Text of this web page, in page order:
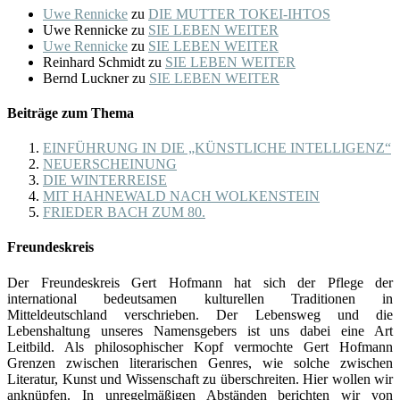
Uwe Rennicke zu DIE MUTTER TOKEI-IHTOS
Uwe Rennicke zu SIE LEBEN WEITER
Uwe Rennicke zu SIE LEBEN WEITER
Reinhard Schmidt zu SIE LEBEN WEITER
Bernd Lucknerzu SIE LEBEN WEITER
Beiträge zum Thema
EINFÜHRUNG IN DIE „KÜNSTLICHE INTELLIGENZ“
NEUERSCHEINUNG
DIE WINTERREISE
MIT HAHNEWALD NACH WOLKENSTEIN
FRIEDER BACH ZUM 80.
Freundeskreis
Der Freundeskreis Gert Hofmann hat sich der Pflege der
international bedeutsamen kulturellen Traditionen in
Mitteldeutschland verschrieben. Der Lebensweg und die
Lebenshaltung unseres Namensgebers ist uns dabei eine Art
Leitbild. Als philosophischer Kopf vermochte Gert Hofmann
Grenzen zwischen literarischen Genres, wie solche zwischen
Literatur, Kunst und Wissenschaft zu überschreiten. Hier wollen wir
anknüpfen. In unregelmäßigen Abständen berichten wir von